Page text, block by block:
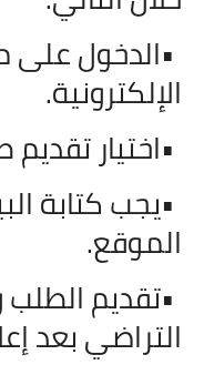
•الدخول
الإلكترونية.
•اختيار
•يجب كتابة
الموقع.
•تقديم الطلب
التراضي بعد